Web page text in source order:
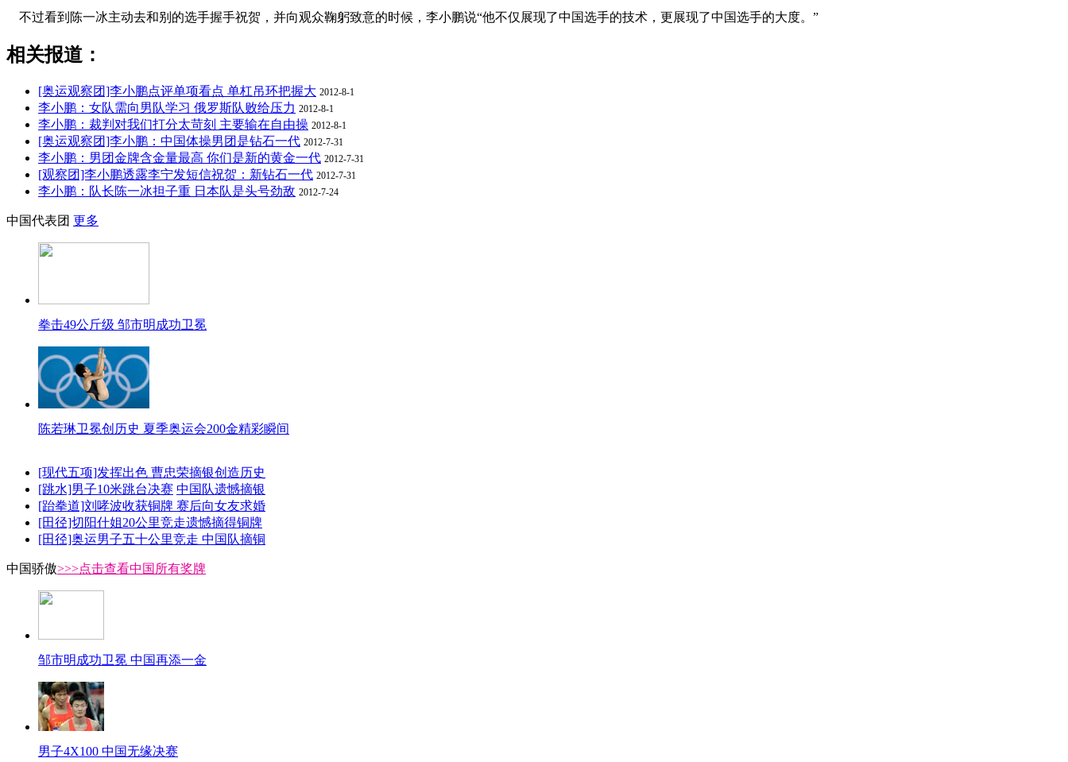
不过看到陈一冰主动去和别的选手握手祝贺，并向观众鞠躬致意的时候，李小鹏说“他不仅展现了中国选手的技术，更展现了中国选手的大度。”
相关报道：
[奥运观察团]李小鹏点评单项看点 单杠吊环把握大 2012-8-1
李小鹏：女队需向男队学习 俄罗斯队败给压力 2012-8-1
李小鹏：裁判对我们打分太苛刻 主要输在自由操 2012-8-1
[奥运观察团]李小鹏：中国体操男团是钻石一代 2012-7-31
李小鹏：男团金牌含金量最高 你们是新的黄金一代 2012-7-31
[观察团]李小鹏透露李宁发短信祝贺：新钻石一代 2012-7-31
李小鹏：队长陈一冰担子重 日本队是头号劲敌 2012-7-24
中国代表团 更多
拳击49公斤级 邹市明成功卫冕
陈若琳卫冕创历史 夏季奥运会200金精彩瞬间
[现代五项]发挥出色 曹忠荣摘银创造历史
[跳水]男子10米跳台决赛 中国队遗憾摘银
[跆拳道]刘哮波收获铜牌 赛后向女友求婚
[田径]切阳什姐20公里竞走遗憾摘得铜牌
[田径]奥运男子五十公里竞走 中国队摘铜
中国骄傲>>>点击查看中国所有奖牌
邹市明成功卫冕 中国再添一金
男子4X100 中国无缘决赛